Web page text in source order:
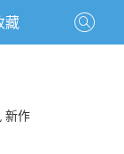
藏
新作